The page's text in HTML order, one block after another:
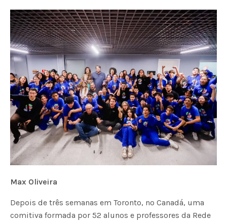
Max Oliveira
Depois de três semanas em Toronto, no Canadá, uma
comitiva formada por 52 alunos e professores da Rede